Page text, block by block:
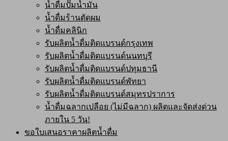
น้ำดื่มปั๊มน้ำมัน
น้ำดื่มร้านตัดผม
น้ำดื่มคลินิก
รับผลิตน้ำดื่มติดแบรนด์กรุงเทพ
รับผลิตน้ำดื่มติดแบรนด์นนทบุรี
รับผลิตน้ำดื่มติดแบรนด์ปทุมธานี
รับผลิตน้ำดื่มติดแบรนด์พัทยา
รับผลิตน้ำดื่มติดแบรนด์สมุทรปราการ
น้ำดื่มฉลากเปลือย (ไม่มีฉลาก) ผลิตและจัดส่งด่วน
ภายใน 5 วัน!
ขอใบเสนอราคาผลิตน้ำดื่ม